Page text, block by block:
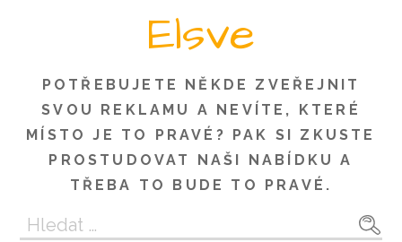
Elsve
POTŘEBUJETE NĚKDE ZVEŘEJNIT
SVOU REKLAMU A NEVÍTE, KTERÉ
MÍSTO JE TO PRAVÉ? PAK SI ZKUSTE
PROSTUDOVAT NAŠI NABÍDKU A
TŘEBA TO BUDE TO PRAVÉ.
Vyhledávání